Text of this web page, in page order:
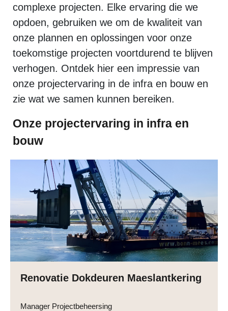
complexe projecten. Elke ervaring die we
opdoen, gebruiken we om de kwaliteit van
onze plannen en oplossingen voor onze
toekomstige projecten voortdurend te blijven
verhogen. Ontdek hier een impressie van
onze projectervaring in de infra en bouw en
zie wat we samen kunnen bereiken.
Onze projectervaring in infra en
bouw
Renovatie Dokdeuren Maeslantkering
Manager Projectbeheersing